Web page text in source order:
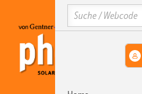
Hauptinhalt
Hauptmenü
SiteSearch
Search